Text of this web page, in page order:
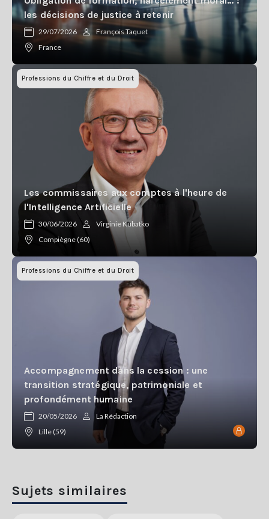
les décisions de justice à retenir
29/07/2026
François Taquet
France
Professions du Chiffre et du Droit
Les commissaires aux comptes à l'heure de
l'Intelligence Artificielle
30/06/2026
Virginie Kubatko
Compiègne (60)
Professions du Chiffre et du Droit
Accompagnement dans la cession : une
transition stratégique, patrimoniale et
profondément humaine
20/05/2026
La Rédaction
Lille (59)
Sujets similaires